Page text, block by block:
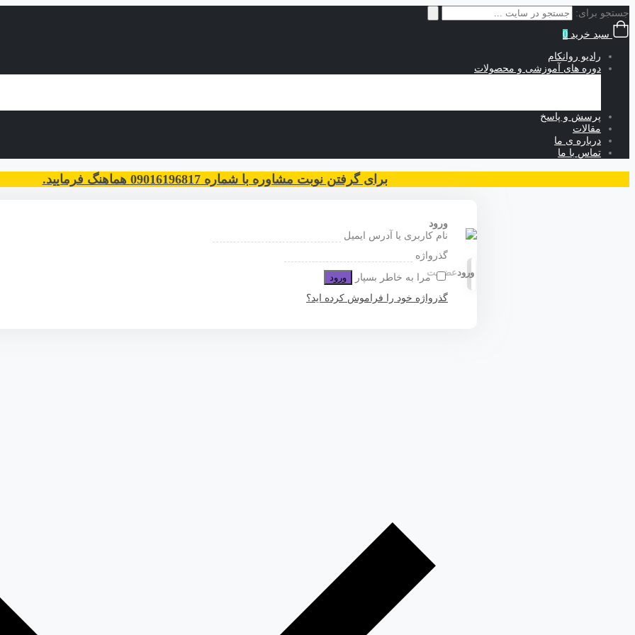
جستجو برای:
سبد خرید 0
رادیو روانکام
دوره های آموزشی و محصولات
پرسش و پاسخ
مقالات
درباره ی ما
تماس با ما
برای گرفتن نوبت مشاوره با شماره 09016196817 هماهنگ فرمایید.
ورودعضویت
ورود
نام کاربری یا آدرس ایمیل
گذرواژه
مرا به خاطر بسپار
ورود
گذرواژه خود را فراموش کرده اید؟